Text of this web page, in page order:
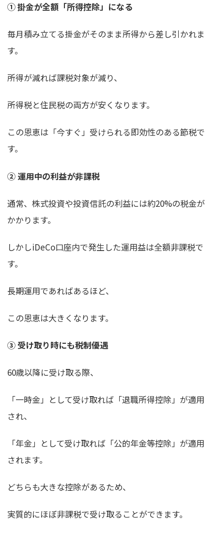
① 掛金が全額「所得控除」になる
毎月積み立てる掛金がそのまま所得から差し引かれま
す。
所得が減れば課税対象が減り、
所得税と住民税の両方が安くなります。
この恩恵は「今すぐ」受けられる即効性のある節税で
す。
② 運用中の利益が非課税
通常、株式投資や投資信託の利益には約20%の税金が
かかります。
しかしiDeCo口座内で発生した運用益は全額非課税で
す。
長期運用であればあるほど、
この恩恵は大きくなります。
③ 受け取り時にも税制優遇
60歳以降に受け取る際、
「一時金」として受け取れば「退職所得控除」が適用
され、
「年金」として受け取れば「公的年金等控除」が適用
されます。
どちらも大きな控除があるため、
実質的にほぼ非課税で受け取ることができます。